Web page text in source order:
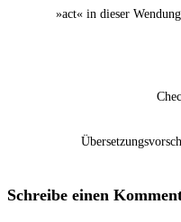
»act« in die­ser
Schreibe einen